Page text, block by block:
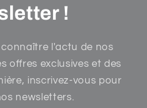
!
l'actu de nos
offres exclusives et des
inscrivez-vous pour
newsletters.